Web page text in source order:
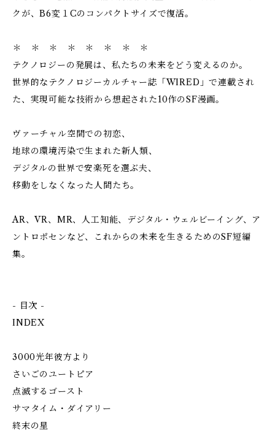
クが、B6変１Cのコンパクトサイズで復活。
＊ ＊ ＊ ＊ ＊ ＊ ＊ ＊
テクノロジーの発展は、私たちの未来をどう変えるのか。
世界的なテクノロジーカルチャー誌「WIRED」で連載され
た、実現可能な技術から想起された10作のSF漫画。
ヴァーチャル空間での初恋、
地球の環境汚染で生まれた新人類、
デジタルの世界で安楽死を選ぶ夫、
移動をしなくなった人間たち。
AR、VR、MR、人工知能、デジタル・ウェルビーイング、ア
ントロポセンなど、これからの未来を生きるためのSF短編
集。
- 目次 -
INDEX
3000光年彼方より
さいごのユートピア
点滅するゴースト
サマタイム・ダイアリー
終末の星